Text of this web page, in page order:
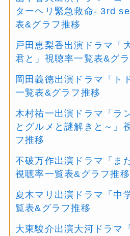
ターヘリ緊急救命- 3rd
表&グラフ推移
戸田恵梨香出演ドラマ「
君と」視聴率一覧表&グ
岡田義徳出演ドラマ「ト
一覧表&グラフ推移
木村祐一出演ドラマ「ラ
とグルメと謎解きと～」
フ推移
不破万作出演ドラマ「ま
視聴率一覧表&グラフ推移
夏木マリ出演ドラマ「中
覧表&グラフ推移
大東駿介出演大河ドラマ